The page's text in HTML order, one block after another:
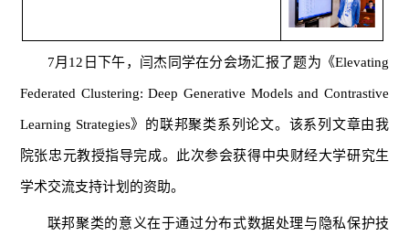
7月12日下午，闫杰同学在分会场汇报了题为《Elevating
Federated Clustering: Deep Generative Models and Contrastive
Learning Strategies》的联邦聚类系列论文。该系列文章由我
院张忠元教授指导完成。此次参会获得中央财经大学研究生
学术交流支持计划的资助。
联邦聚类的意义在于通过分布式数据处理与隐私保护技